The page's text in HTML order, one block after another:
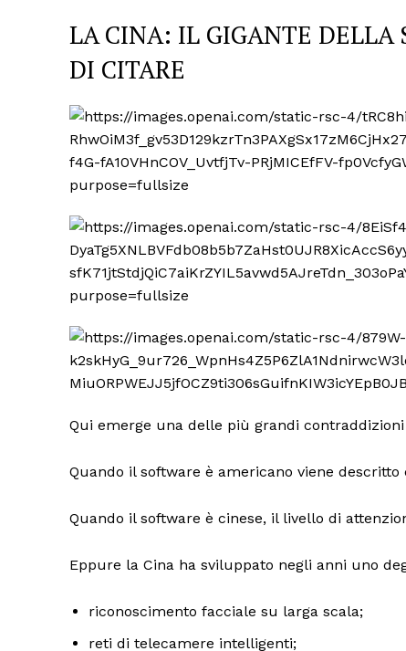
LA CINA: IL GIGANTE DELLA
DI CITARE
Qui emerge una delle più grandi
Quando il software è americano viene
Quando il software è cinese, il livello di
Eppure la Cina ha sviluppato negli anni uno
riconoscimento facciale su larga scala;
reti di telecamere intelligenti;